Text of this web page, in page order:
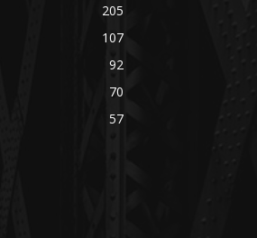
205
107
92
70
57